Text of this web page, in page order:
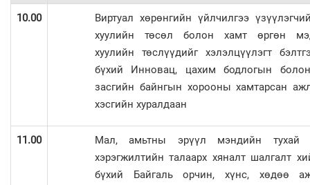
10.00
Виртуал хөрөнгийн үйлчилгээ
хуулийн төсөл болон хамт өргөн
хуулийн төслүүдийг хэлэлцүүлэгт
бүхий Инновац, цахим бодлогын
засгийн байнгын хорооны хамтарсан
хэсгийн хуралдаан
11.00
Мал, амьтны эрүүл мэндийн тухай
хэрэгжилтийн талаарх хяналт шалгалт
бүхий Байгаль орчин, хүнс, хөдөө